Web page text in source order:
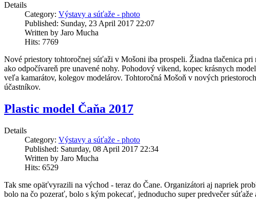
Details
Category: Výstavy a súťaže - photo
Published: Sunday, 23 April 2017 22:07
Written by Jaro Mucha
Hits: 7769
Nové priestory tohtoročnej súťaži v Mošoni iba prospeli. Žiadna tlačenica
ako odpočívareň pre unavené nohy. Pohodový vikend, kopec krásnych
veľa kamarátov, kolegov modelárov. Tohtoročná Mošoň v nových
účastníkov.
Plastic model Čaňa 2017
Details
Category: Výstavy a súťaže - photo
Published: Saturday, 08 April 2017 22:34
Written by Jaro Mucha
Hits: 6529
Tak sme opäťvyrazili na východ - teraz do Čane. Organizátori aj napriek
bolo na čo pozerať, bolo s kým pokecať, jednoducho super predvečer